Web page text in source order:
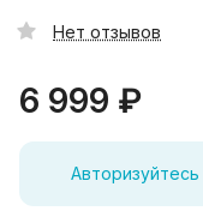
Нет отзывов
6 999 ₽
Авторизуйтесь